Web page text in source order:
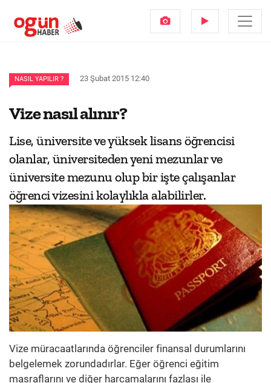
NASIL YAPILIR ? 23 Şubat 2015 12:40
Vize nasıl alınır?
Lise, üniversite ve yüksek lisans öğrencisi
olanlar, üniversiteden yeni mezunlar ve
üniversite mezunu olup bir işte çalışanlar
öğrenci vizesini kolaylıkla alabilirler.
Vize müracaatlarında öğrenciler finansal durumlarını
belgelemek zorundadırlar. Eğer öğrenci eğitim
masraflarını ve diğer harcamalarını fazlası ile